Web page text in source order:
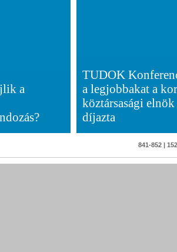
a
TUDOK
a legjobbakat a
köztársasági elnök
díjazta
841-852 |